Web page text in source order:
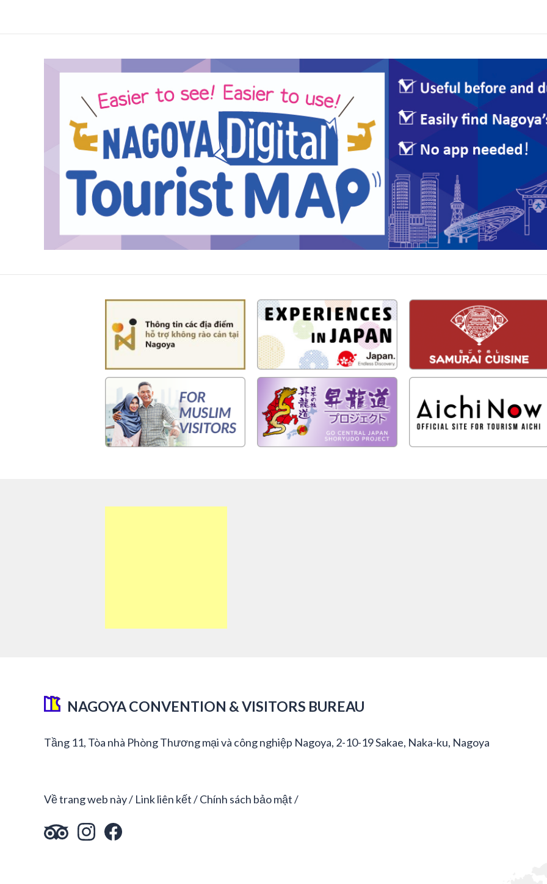
NAGOYA CONVENTION & VISITORS BUREAU
Tầng 11, Tòa nhà Phòng Thương mại và công nghiệp Nagoya, 2-10-19 Sakae, Naka-ku, Nagoya
Về trang web này Link liên kết Chính sách bảo mật